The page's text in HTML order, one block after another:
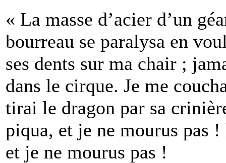
« La masse d’acier d’un
bourreau se paralysa en
ses dents sur ma chair ;
dans le cirque. Je me
tirai le dragon par sa
piqua, et je ne mourus pas
et je ne mourus pas !